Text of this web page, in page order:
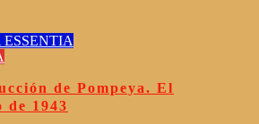
de Pompeya. El
de 1943